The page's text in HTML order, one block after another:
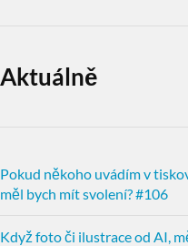
Aktuálně
Pokud někoho uvádím v
měl bych mít svolení? #106
Když foto či ilustrace od AI,